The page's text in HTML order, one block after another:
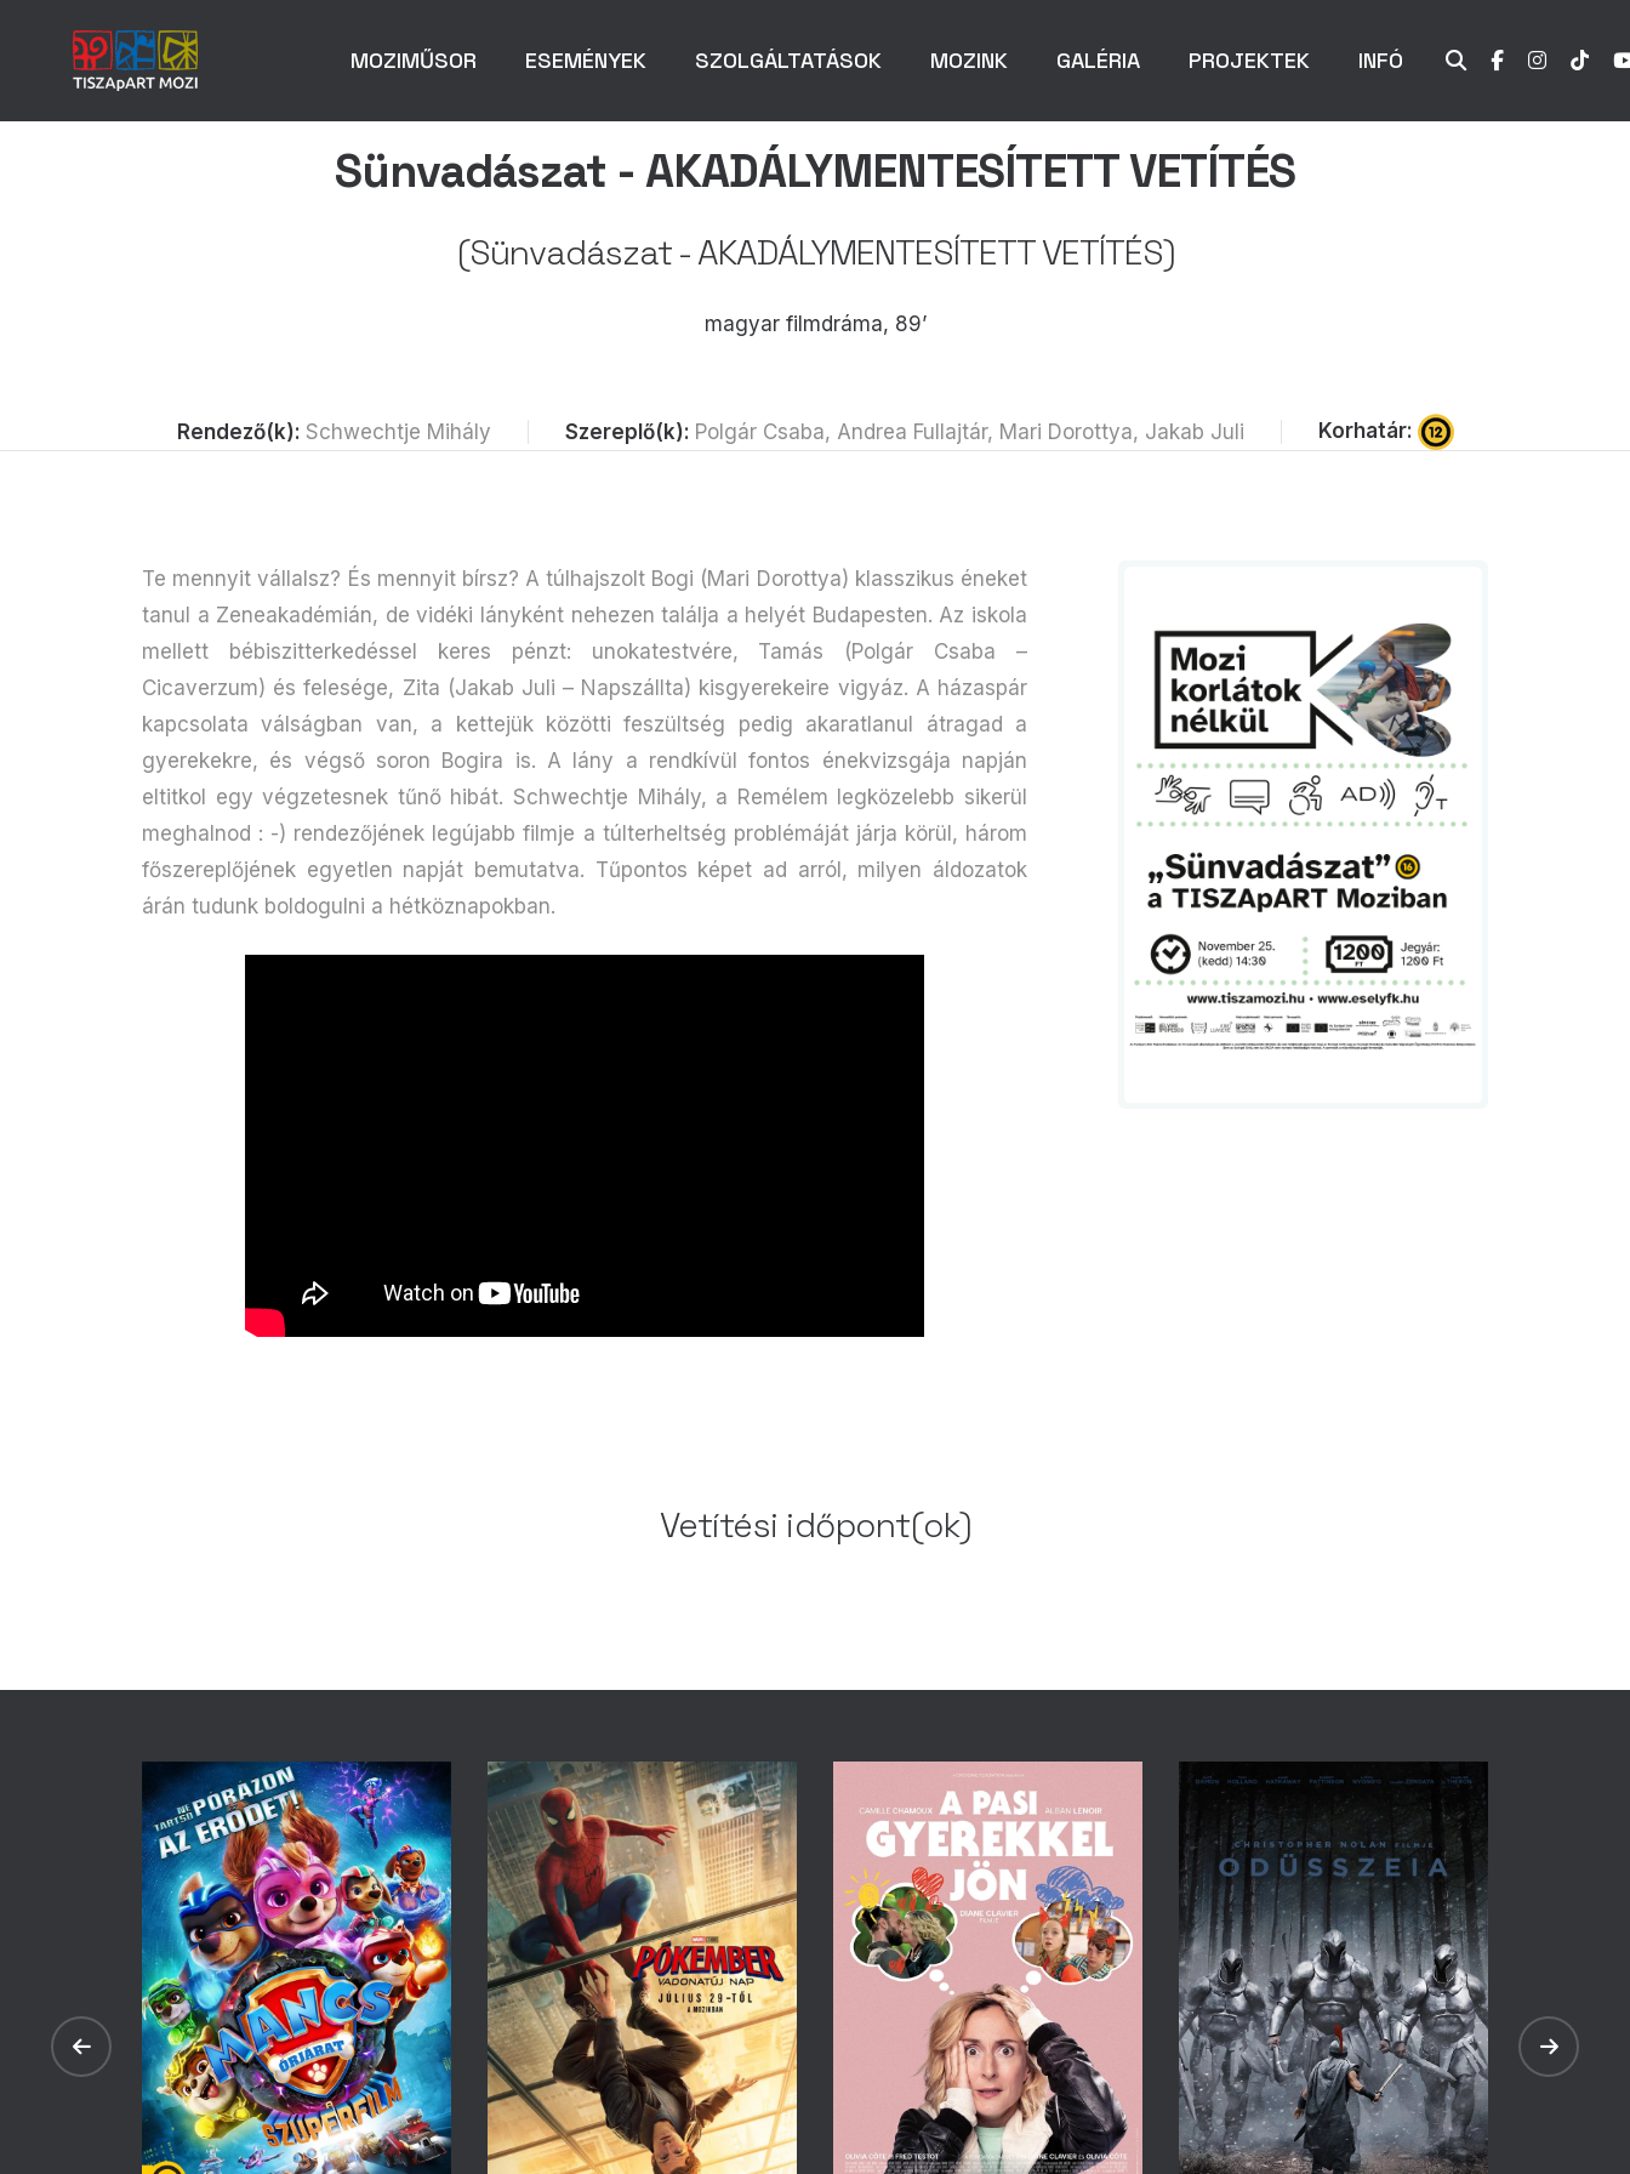
MOZIMŰSOR ESEMÉNYEK SZOLGÁLTATÁSOK MOZINK GALÉRIA PROJEKTEK INFÓ
Sünvadászat - AKADÁLYMENTESÍTETT VETÍTÉS
(Sünvadászat - AKADÁLYMENTESÍTETT VETÍTÉS)
magyar filmdráma, 89’
Rendező(k): Schwechtje Mihály Szereplő(k): Polgár Csaba, Andrea Fullajtár, Mari Dorottya, Jakab Juli Korhatár:
Te mennyit vállalsz? És mennyit bírsz? A túlhajszolt Bogi (Mari Dorottya) klasszikus éneket
tanul a Zeneakadémián, de vidéki lányként nehezen találja a helyét Budapesten. Az iskola
mellett bébiszitterkedéssel keres pénzt: unokatestvére, Tamás (Polgár Csaba –
Cicaverzum) és felesége, Zita (Jakab Juli – Napszállta) kisgyerekeire vigyáz. A házaspár
kapcsolata válságban van, a kettejük közötti feszültség pedig akaratlanul átragad a
gyerekekre, és végső soron Bogira is. A lány a rendkívül fontos énekvizsgája napján
eltitkol egy végzetesnek tűnő hibát. Schwechtje Mihály, a Remélem legközelebb sikerül
meghalnod : -) rendezőjének legújabb filmje a túlterheltség problémáját járja körül, három
főszereplőjének egyetlen napját bemutatva. Tűpontos képet ad arról, milyen áldozatok
árán tudunk boldogulni a hétköznapokban.
Vetítési időpont(ok)